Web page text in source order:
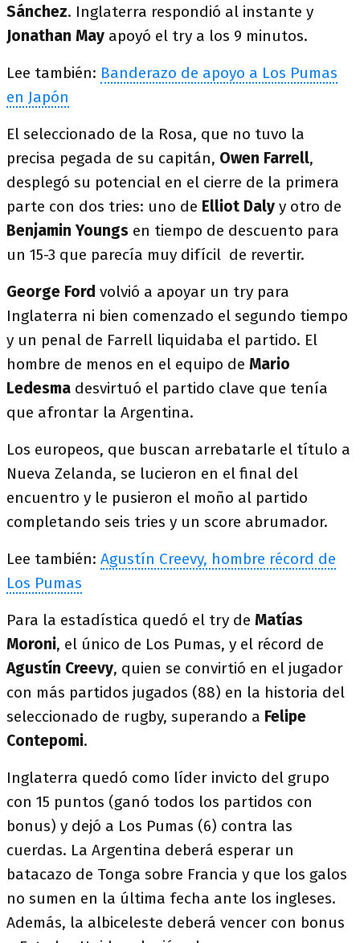
Sánchez. Inglaterra respondió al instante y
Jonathan May apoyó el try a los 9 minutos.
Lee también: Banderazo de apoyo a Los Pumas
en Japón
El seleccionado de la Rosa, que no tuvo la
precisa pegada de su capitán, Owen Farrell,
desplegó su potencial en el cierre de la primera
parte con dos tries: uno de Elliot Daly y otro de
Benjamin Youngs en tiempo de descuento para
un 15-3 que parecía muy difícil de revertir.
George Ford volvió a apoyar un try para
Inglaterra ni bien comenzado el segundo tiempo
y un penal de Farrell liquidaba el partido. El
hombre de menos en el equipo de Mario
Ledesma desvirtuó el partido clave que tenía
que afrontar la Argentina.
Los europeos, que buscan arrebatarle el título a
Nueva Zelanda, se lucieron en el final del
encuentro y le pusieron el moño al partido
completando seis tries y un score abrumador.
Lee también: Agustín Creevy, hombre récord de
Los Pumas
Para la estadística quedó el try de Matías
Moroni, el único de Los Pumas, y el récord de
Agustín Creevy, quien se convirtió en el jugador
con más partidos jugados (88) en la historia del
seleccionado de rugby, superando a Felipe
Contepomi.
Inglaterra quedó como líder invicto del grupo
con 15 puntos (ganó todos los partidos con
bonus) y dejó a Los Pumas (6) contra las
cuerdas. La Argentina deberá esperar un
batacazo de Tonga sobre Francia y que los galos
no sumen en la última fecha ante los ingleses.
Además, la albiceleste deberá vencer con bonus